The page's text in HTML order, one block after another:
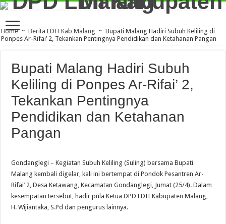
Home ~ Berita LDII Kab Malang ~ Bupati Malang Hadiri Subuh Keliling di
Ponpes Ar-Rifai’ 2, Tekankan Pentingnya Pendidikan dan Ketahanan Pangan
Bupati Malang Hadiri Subuh
Keliling di Ponpes Ar-Rifai’ 2,
Tekankan Pentingnya
Pendidikan dan Ketahanan
Pangan
Gondanglegi – Kegiatan Subuh Keliling (Suling) bersama Bupati
Malang kembali digelar, kali ini bertempat di Pondok Pesantren Ar-
Rifai’ 2, Desa Ketawang, Kecamatan Gondanglegi, Jumat (25/4). Dalam
kesempatan tersebut, hadir pula Ketua DPD LDII Kabupaten Malang,
H. Wijiantaka, S.Pd dan pengurus lainnya.